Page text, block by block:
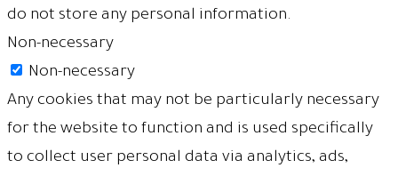
do not store any personal information.
Non-necessary
Non-necessary
Any cookies that may not be particularly necessary
for the website to function and is used specifically
to collect user personal data via analytics, ads,